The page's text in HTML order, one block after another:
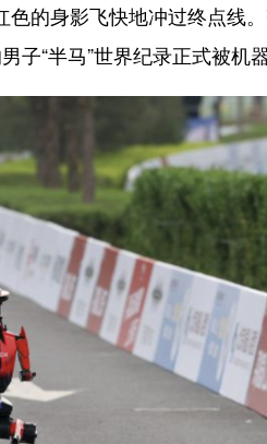
的身影飞快地冲过终点线。
“半马”世界纪录正式被机器